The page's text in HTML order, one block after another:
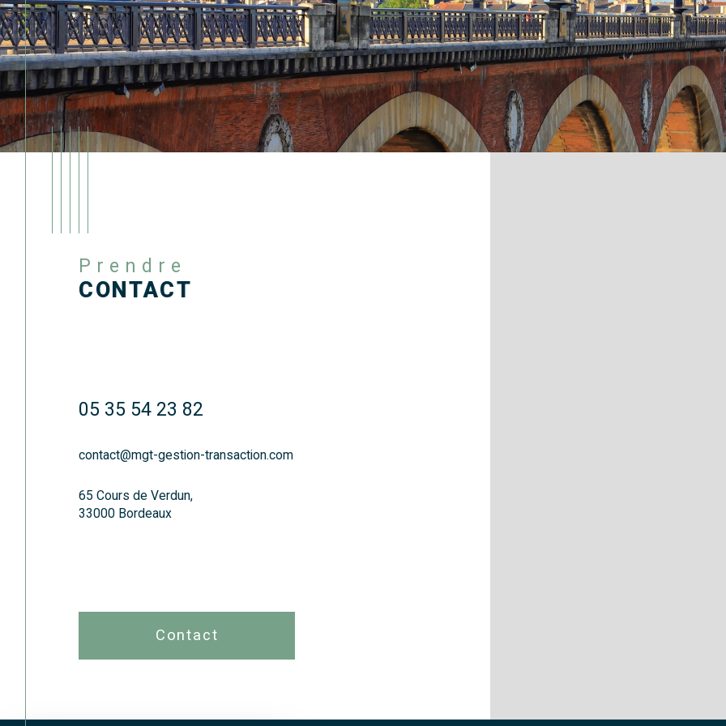
Prendre
CONTACT
05 35 54 23 82
contact@mgt-gestion-transaction.com
65 Cours de Verdun,
33000 Bordeaux
Contact